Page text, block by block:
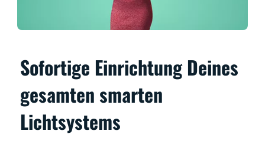
Sofortige Einrichtung Deines
gesamten smarten
Lichtsystems